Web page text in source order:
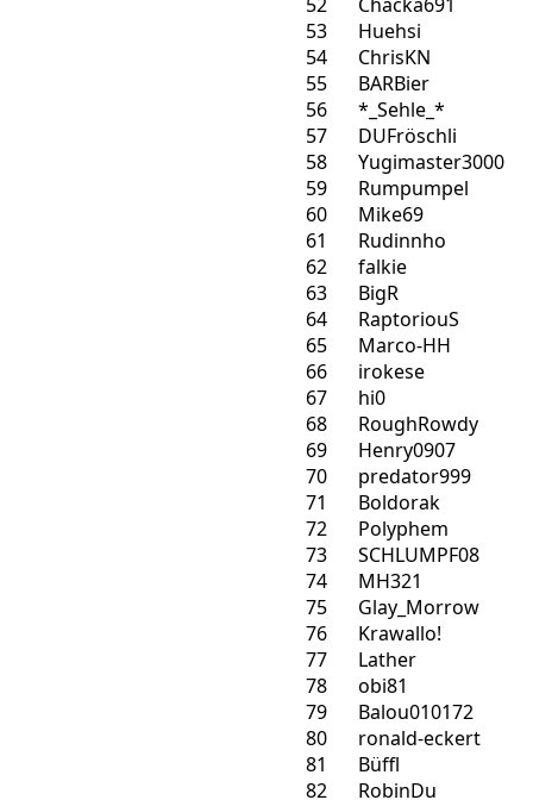
53
Huehsi
54
ChrisKN
55
BARBier
56
*_Sehle_*
57
DUFröschli
58
Yugimaster3000
59
Rumpumpel
60
Mike69
61
Rudinnho
62
falkie
63
BigR
64
RaptoriouS
65
Marco-HH
66
irokese
67
hi0
68
RoughRowdy
69
Henry0907
70
predator999
71
Boldorak
72
Polyphem
73
SCHLUMPF08
74
MH321
75
Glay_Morrow
76
Krawallo!
77
Lather
78
obi81
79
Balou010172
80
ronald-eckert
81
Büffl
82
RobinDu